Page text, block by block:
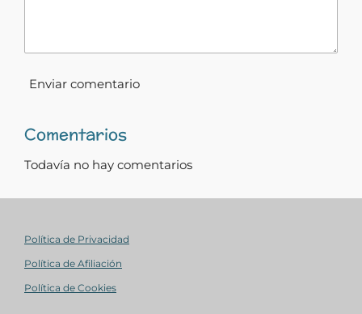
Enviar comentario
Comentarios
Todavía no hay comentarios
Política de Privacidad
Política de Afiliación
Política de Cookies